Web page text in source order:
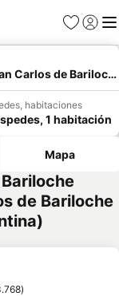
Favoritos
Iniciar
Carlos de
habitaciones
1 habitación
Mapa
de Bariloche